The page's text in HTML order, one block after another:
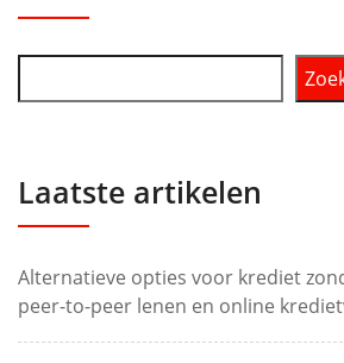
Laatste artikelen
Alternatieve opties voor krediet
peer-to-peer lenen en online